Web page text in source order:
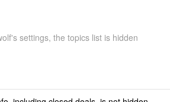
settings, the topics list is hidden